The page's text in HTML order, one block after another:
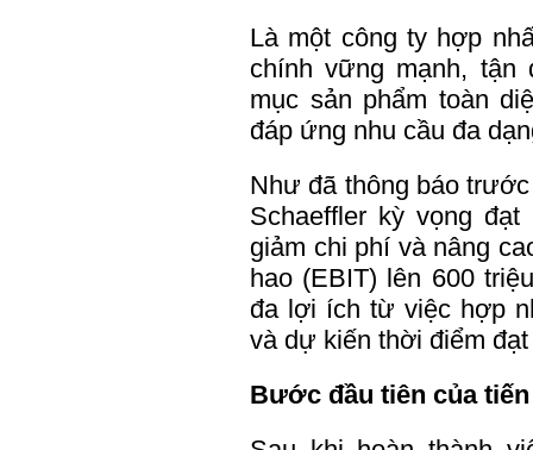
Là một công ty hợp
chính vững mạnh,
mục sản phẩm toàn
đáp ứng nhu cầu đa
Như đã thông báo
Schaeffler kỳ vọng
giảm chi phí và nâng
hao (EBIT) lên 600
đa lợi ích từ việc hợp
và dự kiến thời điểm
Bước đầu tiên của